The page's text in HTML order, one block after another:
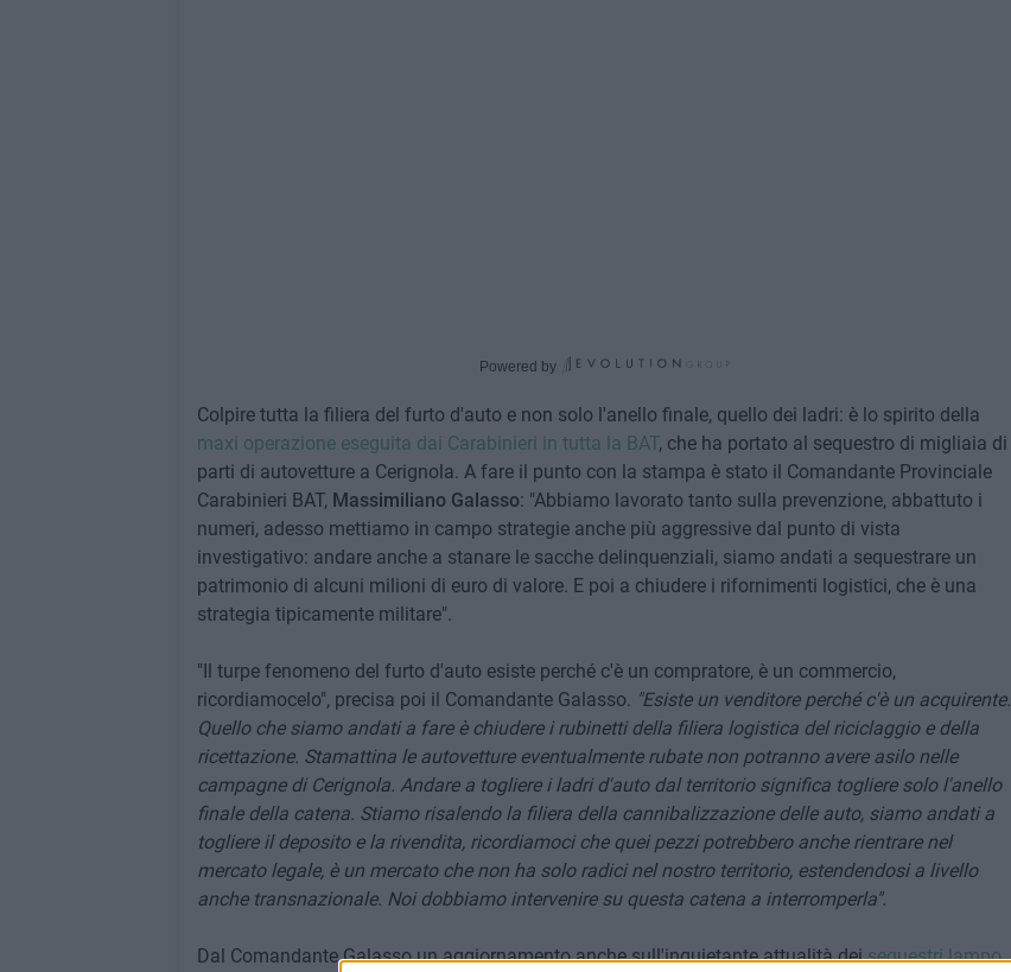
Powered by
Colpire tutta la filiera del furto d'auto e non solo l'anello finale, quello dei ladri: è lo spirito della
maxi operazione eseguita dai Carabinieri in tutta la BAT, che ha portato al sequestro di migliaia di
parti di autovetture a Cerignola. A fare il punto con la stampa è stato il Comandante Provinciale
Carabinieri BAT, Massimiliano Galasso: "Abbiamo lavorato tanto sulla prevenzione, abbattuto i
numeri, adesso mettiamo in campo strategie anche più aggressive dal punto di vista
investigativo: andare anche a stanare le sacche delinquenziali, siamo andati a sequestrare un
patrimonio di alcuni milioni di euro di valore. E poi a chiudere i rifornimenti logistici, che è una
strategia tipicamente militare".
"Il turpe fenomeno del furto d'auto esiste perché c'è un compratore, è un commercio,
ricordiamocelo", precisa poi il Comandante Galasso. "Esiste un venditore perché c'è un acquirente.
Quello che siamo andati a fare è chiudere i rubinetti della filiera logistica del riciclaggio e della
ricettazione. Stamattina le autovetture eventualmente rubate non potranno avere asilo nelle
campagne di Cerignola. Andare a togliere i ladri d'auto dal territorio significa togliere solo l'anello
finale della catena. Stiamo risalendo la filiera della cannibalizzazione delle auto, siamo andati a
togliere il deposito e la rivendita, ricordiamoci che quei pezzi potrebbero anche rientrare nel
mercato legale, è un mercato che non ha solo radici nel nostro territorio, estendendosi a livello
anche transnazionale. Noi dobbiamo intervenire su questa catena a interromperla".
Dal Comandante Galasso un aggiornamento anche sull'inquietante attualità deisequestri lampo